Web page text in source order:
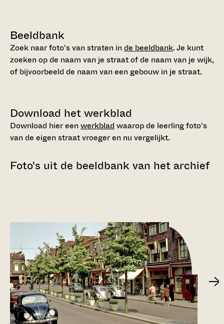
Beeldbank
Zoek naar foto's van straten inde beeldbank. Je kunt
zoeken op de naam van je straat of de naam van je wijk,
of bijvoorbeeld de naam van een gebouw in je straat.
Download het werkblad
Download hier eenwerkblad waarop de leerling foto's
van de eigen straat vroeger en nu vergelijkt.
Foto's uit de beeldbank van het archief